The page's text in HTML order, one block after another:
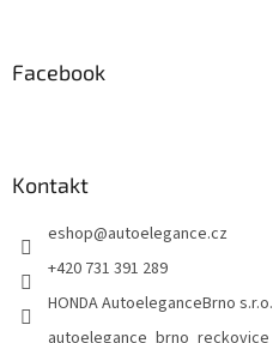
Facebook
Kontakt
eshop@autoelegance.cz
+420 731 391 289
HONDA AutoeleganceBrno s.r.o.